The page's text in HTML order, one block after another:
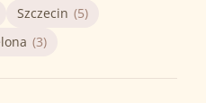
Szczecin (5)
(3)